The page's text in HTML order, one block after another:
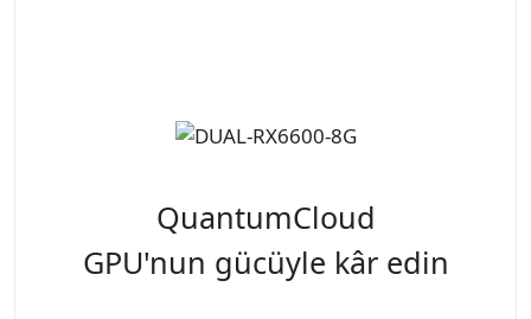
QuantumCloud
GPU'nun gücüyle kâr edin